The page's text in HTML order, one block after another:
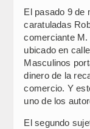
El pasado 9 de
caratuladas
comerciante
ubicado en
Masculinos
dinero de la
comercio. Y
uno de los
El segundo